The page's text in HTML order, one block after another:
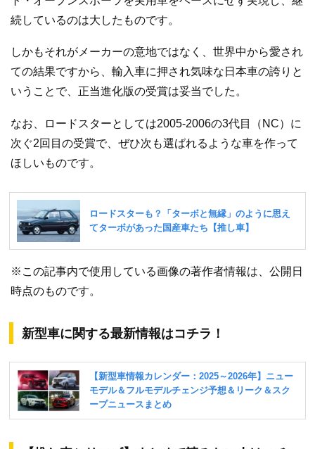
続しているのは大したものです。
しかもそれがメーカーの意地ではなく、世界中から愛され
ての結果ですから、輸入車に押され気味な日本車の誇りと
いうことで、正当進化版の受賞は妥当でした。
なお、ロードスターとしては2005-2006の3代目（NC）に
次ぐ2回目の受賞で、ぜひ次も選ばれるような車を作って
ほしいものです。
※この記事内で使用している画像の著作者情報は、公開日
時点のものです。
新型車に関する最新情報はコチラ！